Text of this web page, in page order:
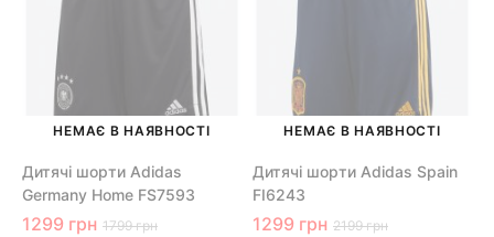
НЕМАЄ В НАЯВНОСТІ
Дитячі шорти Adidas
Germany Home FS7593
1299 грн 1799 грн
НЕМАЄ В НАЯВНОСТІ
Дитячі шорти Adidas Spain
FI6243
1299 грн 2199 грн